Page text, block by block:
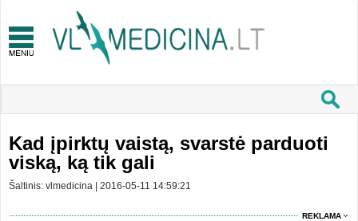
Kad įpirktų vaistą, svarstė parduoti
viską, ką tik gali
Šaltinis: vlmedicina | 2016-05-11 14:59:21
REKLAMA